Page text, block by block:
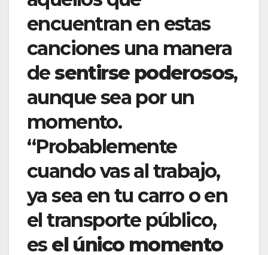
encuentran en estas
canciones una manera
desentirse poderosos,
aunque sea por un
momento.
“Probablemente
cuando vas al trabajo,
ya sea en tu carro o en
el transporte público,
es el único momento